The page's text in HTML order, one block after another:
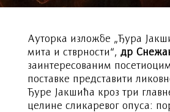
Ауторка изложбе „Ђура
мита и стврности“, др
заинтересованим
поставке представити
Ђуре Јакшића кроз три
целине сликаревог опуса: